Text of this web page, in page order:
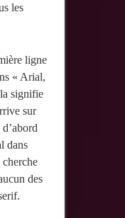
les
ligne
« Arial,
signifie
sur
dans
des